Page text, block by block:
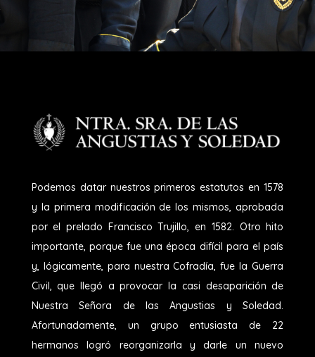
Podemos datar nuestros primeros estatutos en 1578
y la primera modificación de los mismos, aprobada
por el prelado Francisco Trujillo, en 1582. Otro hito
importante, porque fue una época difícil para el país
y, lógicamente, para nuestra Cofradía, fue la Guerra
Civil, que llegó a provocar la casi desaparición de
Nuestra Señora de las Angustias y Soledad.
Afortunadamente, un grupo entusiasta de 22
hermanos logró reorganizarla y darle un nuevo